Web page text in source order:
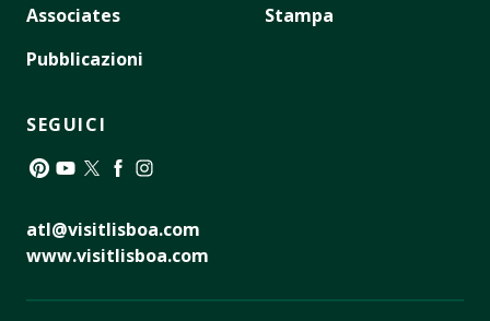
Associates
Pubblicazioni
Stampa
SEGUICI
atl@visitlisboa.com
www.visitlisboa.com